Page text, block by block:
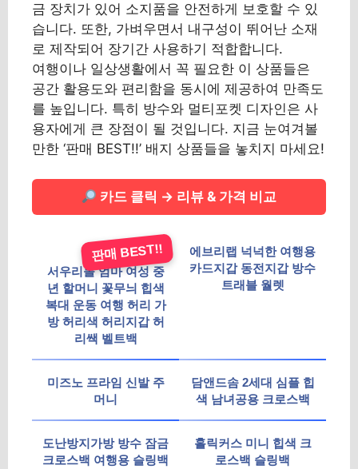
금 장치가 있어 소지품을 안전하게 보호할 수 있
습니다. 또한, 가벼우면서 내구성이 뛰어난 소재
로 제작되어 장기간 사용하기 적합합니다.
여행이나 일상생활에서 꼭 필요한 이 상품들은
공간 활용도와 편리함을 동시에 제공하여 만족도
를 높입니다. 특히 방수와 멀티포켓 디자인은 사
용자에게 큰 장점이 될 것입니다. 지금 눈여겨볼
만한 ‘판매 BEST!!’ 배지 상품들을 놓치지 마세요!
카드 클릭 → 리뷰 & 가격 비교
서우리몰 엄마 여성 중
년 할머니 꽃무늬 힙색
복대 운동 여행 허리 가
방 허리색 허리지갑 허
리쌕 벨트백
판매 BEST!!
에브리랩 넉넉한 여행용
카드지갑 동전지갑 방수
트래블 월렛
미즈노 프라임 신발 주
머니
담앤드솜 2세대 심플 힙
색 남녀공용 크로스백
도난방지가방 방수 잠금
크로스백 여행용 슬링백
홀릭커스 미니 힙색 크
로스백 슬링백